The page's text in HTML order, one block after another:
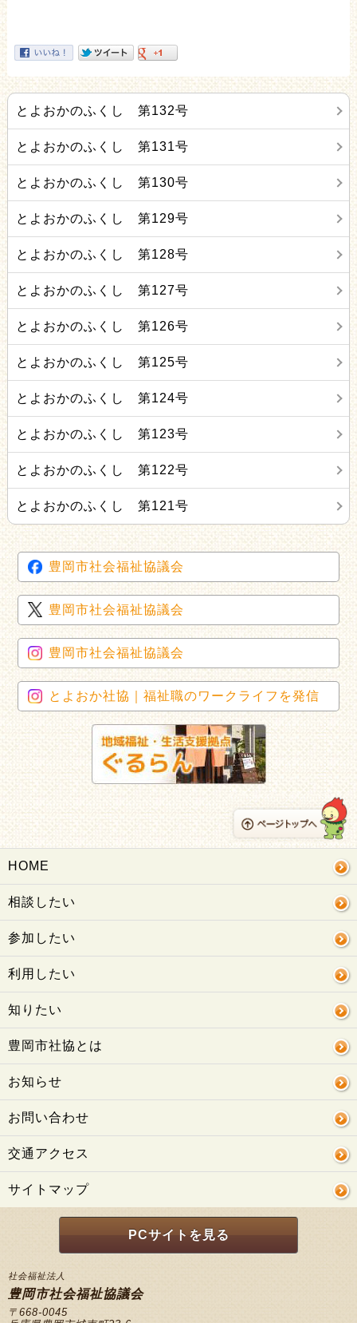
とよおかのふくし 第132号
とよおかのふくし 第131号
とよおかのふくし 第130号
とよおかのふくし 第129号
とよおかのふくし 第128号
とよおかのふくし 第127号
とよおかのふくし 第126号
とよおかのふくし 第125号
とよおかのふくし 第124号
とよおかのふくし 第123号
とよおかのふくし 第122号
とよおかのふくし 第121号
豊岡市社会福祉協議会
豊岡市社会福祉協議会
豊岡市社会福祉協議会
とよおか社協｜福祉職のワークライフを発信
HOME
相談したい
参加したい
利用したい
知りたい
豊岡市社協とは
お知らせ
お問い合わせ
交通アクセス
サイトマップ
PCサイトを見る
社会福祉法人
豊岡市社会福祉協議会
〒668-0045